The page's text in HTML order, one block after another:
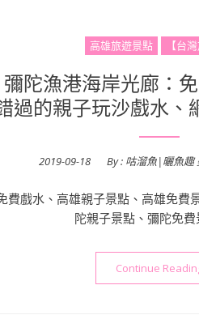
高雄旅遊景點 【台
陀漁港海岸光廊：
過的親子玩沙戲水、
Posted
2019-09-18 By : 咕溜魚|曬魚趣
費戲水、高雄親子景點、高雄免費
陀親子景點、彌陀免
Continue